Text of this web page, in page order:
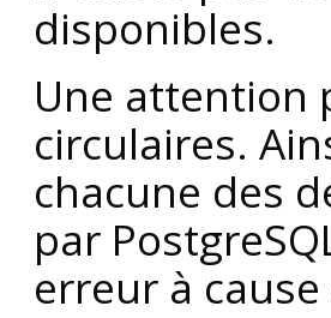
disponibles.
Une attention
circulaires.
chacune des
par
erreur à